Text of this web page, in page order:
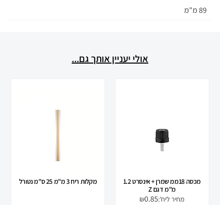
89 מ"מ
אולי יעניין אותך גם...
מכסה 18ממ שמרן + אינסרט 1.2
מ"מ דגם Z
₪0.85
מקלות ריח 3 מ"מ 25 ס"מ נטורל